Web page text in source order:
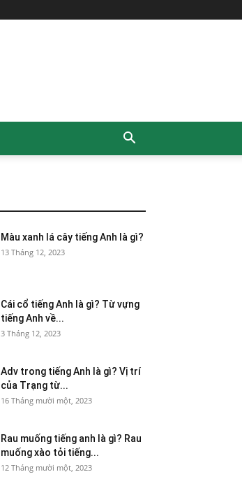
Màu xanh lá cây tiếng Anh là gì?
13 Tháng 12, 2023
Cái cổ tiếng Anh là gì? Từ vựng
tiếng Anh về...
3 Tháng 12, 2023
Adv trong tiếng Anh là gì? Vị trí
của Trạng từ...
16 Tháng mười một, 2023
Rau muống tiếng anh là gì? Rau
muống xào tỏi tiếng...
12 Tháng mười một, 2023